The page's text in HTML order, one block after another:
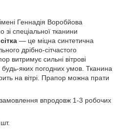
Геннадія Воробйова
спеціальної тканини
— це міцна синтетична
дрібно-сітчастого
витримує сильні вітрові
яких погодних умов. Тканина
на вітрі. Прапор можна прати
впродовж 1-3 робочих